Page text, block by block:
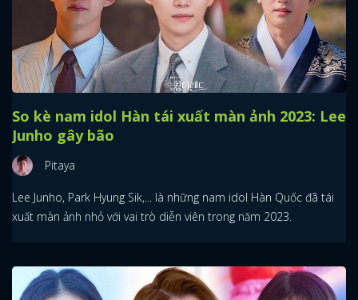
So kè nam idol Hàn tái xuất màn ảnh 2023: Lee
Junho gây bão
Pitaya
Lee Junho, Park Hyung Sik,... là những nam idol Hàn Quốc đã tái
xuất màn ảnh nhỏ với vai trò diễn viên trong năm 2023.